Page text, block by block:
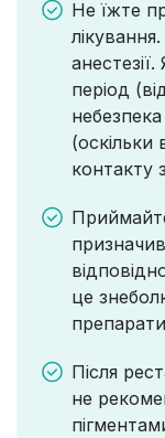
Не їжте
період
(оскільки
контакту
це
Після
не